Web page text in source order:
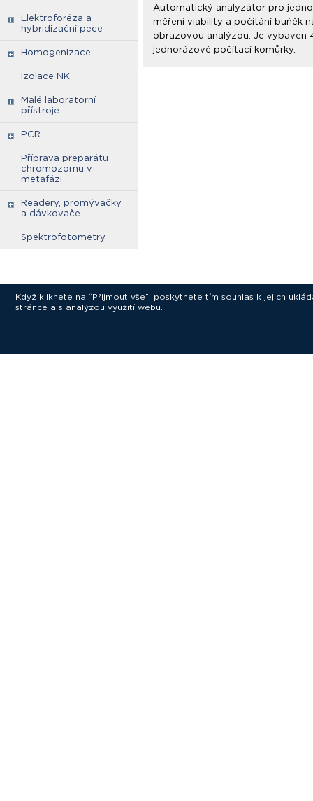
Elektroforéza a
hybridizační pece
Homogenizace
Izolace NK
Malé laboratorní
přístroje
PCR
Příprava preparátu
chromozomu v
metafázi
Readery, promývačky
a dávkovače
Spektrofotometry
Automatický analyzátor pro
měření viability a počítání buňěk
obrazovou analýzou. Je vybaven
jednorázové počítací komůrky.
Když kliknete na “Přijmout vše”, poskytnete tím souhlas k jejich
stránce a s analýzou využití webu.